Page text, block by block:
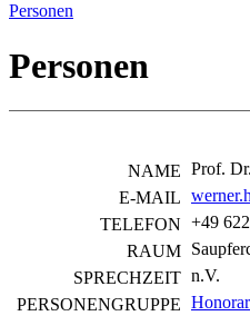
Personen
Personen
NAME Prof.
E-MAIL
TELEFON +49
RAUM
SPRECHZEIT n.V.
PERSONEN­GRUPPE